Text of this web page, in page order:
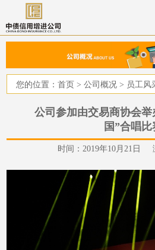
您的位置：首页 >公司概况 > 员工风
公司参加由交易商协会举
国”合唱比
时间：2019年10月21日